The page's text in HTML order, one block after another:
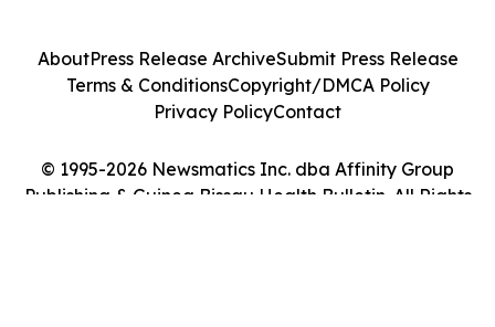
© 1995-2026 Newsmatics Inc. dba Affinity Group
Publishing & Guinea Bissau Health Bulletin. All Rights
AboutPress Release ArchiveSubmit Press Release
Terms & ConditionsCopyright/DMCA Policy
Privacy PolicyContact